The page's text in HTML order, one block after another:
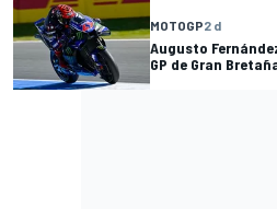
MOTOGP2 d
Augusto
GP de Gran